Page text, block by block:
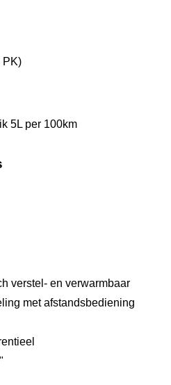
PK)
5L per 100km
verstel- en verwarmbaar
met afstandsbediening